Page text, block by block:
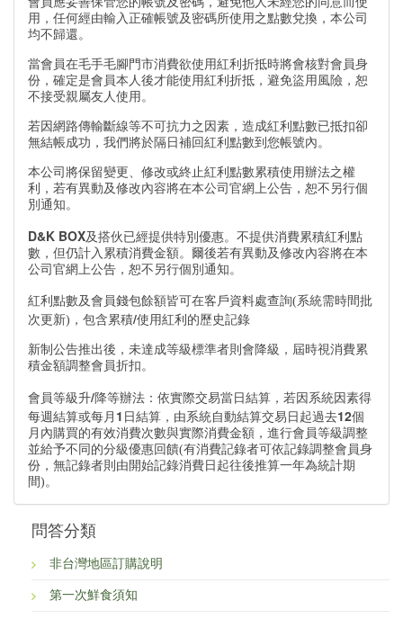
用，任何經由輸入正確帳號及密碼所使用之點數兌換，本公司
均不歸還。
當會員在毛手毛腳門市消費欲使用紅利折抵時將會核對會員身
份，確定是會員本人後才能使用紅利折抵，避免盜用風險，恕
不接受親屬友人使用。
若因網路傳輸斷線等不可抗力之因素，造成紅利點數已抵扣卻
無結帳成功，我們將於隔日補回紅利點數到您帳號內。
本公司將保留變更、修改或終止紅利點數累積使用辦法之權
利，若有異動及修改內容將在本公司官網上公告，恕不另行個
別通知。
D&K BOX及搭伙已經提供特別優惠。不提供消費累積紅利點
數，但仍計入累積消費金額。爾後若有異動及修改內容將在本
公司官網上公告，恕不另行個別通知。
紅利點數及會員錢包餘額皆可在客戶資料處查詢(系統需時間批
次更新)，包含累積/使用紅利的歷史記錄
新制公告推出後，未達成等級標準者則會降級，屆時視消費累
積金額調整會員折扣。
會員等級升/降等辦法：依實際交易當日結算，若因系統因素得
每週結算或每月 1 日結算，由系統自動結算交易日起過去12個
月內購買的有效消費次數與實際消費金額，進行會員等級調整
並給予不同的分級優惠回饋(有消費記錄者可依記錄調整會員身
份，無記錄者則由開始記錄消費日起往後推算一年為統計期
間)。
問答分類
非台灣地區訂購說明
第一次鮮食須知